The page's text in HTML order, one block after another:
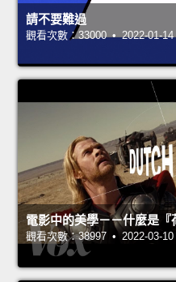
請不要難過
觀看次數：33000 • 2022-01-14
電影中的美學－－什麼是『
觀看次數：38997 • 2022-03-10